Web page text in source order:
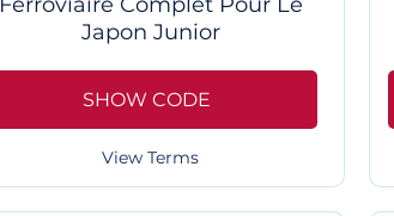
Japon Junior
SHOW CODE
View Terms